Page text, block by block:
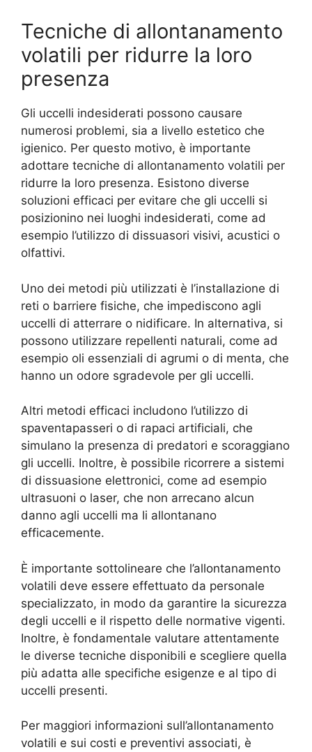
Tecniche di allontanamento
volatili per ridurre la loro
presenza
Gli uccelli indesiderati possono causare
numerosi problemi, sia a livello estetico che
igienico. Per questo motivo, è importante
adottare tecniche di allontanamento volatili per
ridurre la loro presenza. Esistono diverse
soluzioni efficaci per evitare che gli uccelli si
posizionino nei luoghi indesiderati, come ad
esempio l’utilizzo di dissuasori visivi, acustici o
olfattivi.
Uno dei metodi più utilizzati è l’installazione di
reti o barriere fisiche, che impediscono agli
uccelli di atterrare o nidificare. In alternativa, si
possono utilizzare repellenti naturali, come ad
esempio oli essenziali di agrumi o di menta, che
hanno un odore sgradevole per gli uccelli.
Altri metodi efficaci includono l’utilizzo di
spaventapasseri o di rapaci artificiali, che
simulano la presenza di predatori e scoraggiano
gli uccelli. Inoltre, è possibile ricorrere a sistemi
di dissuasione elettronici, come ad esempio
ultrasuoni o laser, che non arrecano alcun
danno agli uccelli ma li allontanano
efficacemente.
È importante sottolineare che l’allontanamento
volatili deve essere effettuato da personale
specializzato, in modo da garantire la sicurezza
degli uccelli e il rispetto delle normative vigenti.
Inoltre, è fondamentale valutare attentamente
le diverse tecniche disponibili e scegliere quella
più adatta alle specifiche esigenze e al tipo di
uccelli presenti.
Per maggiori informazioni sull’allontanamento
volatili e sui costi e preventivi associati, è